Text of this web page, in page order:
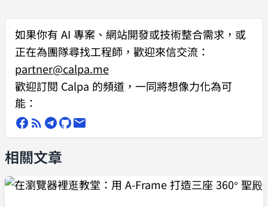
如果你有 AI 專案、網站開發或技術整合需求 ，或
正在為團隊尋找工程師，歡迎來信交流：
partner@calpa.me
歡迎訂閱 Calpa 的頻道，一同將想像力化為可
能：
相關文章